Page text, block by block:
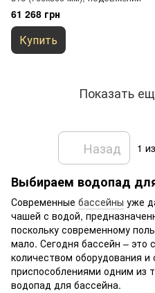
61 268 грн
Купить
Показать
Назад 1
Выбираем водопад
Современные бассейны уже
чашей с водой,
поскольку современному
мало. Сегодня бассейн –
количеством оборудования
приспособлениями одним из
водопад для бассейна.